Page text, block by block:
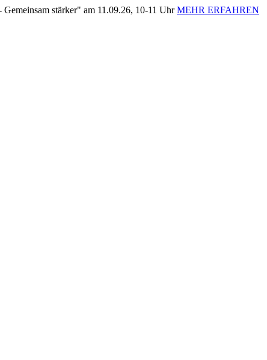
stärker" am 11.09.26, 10-11 UhrMEHR ERFAHREN